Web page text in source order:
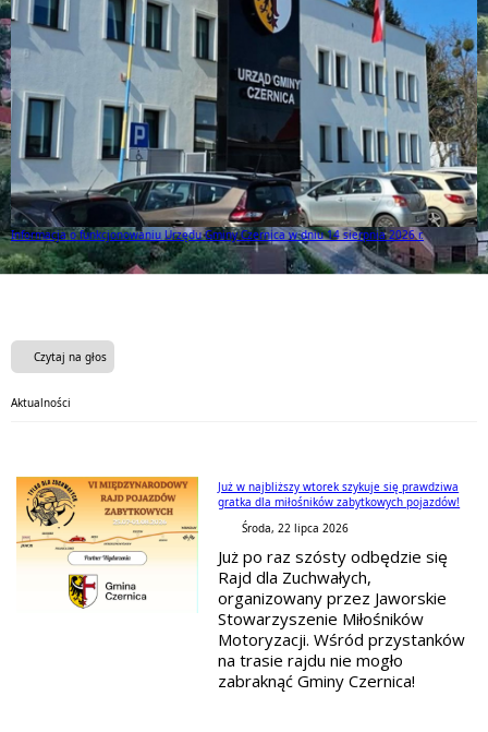
Informacja o funkcjonowaniu Urzędu Gminy Czernica w dniu 14 sierpnia 2026 r.
Czytaj na głos
Aktualności
Już w najbliższy wtorek szykuje się prawdziwa
gratka dla miłośników zabytkowych pojazdów!
Środa, 22 lipca 2026
Już po raz szósty odbędzie się
Rajd dla Zuchwałych,
organizowany przez Jaworskie
Stowarzyszenie Miłośników
Motoryzacji. Wśród przystanków
na trasie rajdu nie mogło
zabraknąć Gminy Czernica!